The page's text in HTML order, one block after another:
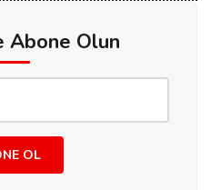
Abone Olun
OL